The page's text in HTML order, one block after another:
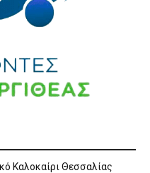
Καλοκαίρι Θεσσαλίας